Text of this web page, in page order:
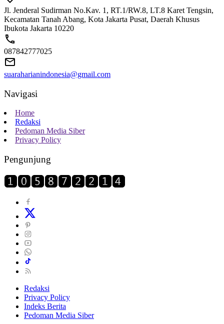
Jl. Jenderal Sudirman No.Kav. 1, RT.1/RW.8, LT.8 Karet Tengsin,
Kecamatan Tanah Abang, Kota Jakarta Pusat, Daerah Khusus
Ibukota Jakarta 10220
087842777025
suaraharianindonesia@gmail.com
Navigasi
Home
Redaksi
Pedoman Media Siber
Privacy Policy
Pengunjung
Redaksi
Privacy Policy
Indeks Berita
Pedoman Media Siber